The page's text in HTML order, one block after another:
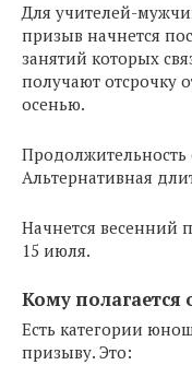
Для учителей-
призыв начнется
занятий которых
получают отсрочку
осенью.
Продолжительность
Альтернативная
Начнется весенний
15 июля.
Кому полагается
Есть категории
призыву. Это: